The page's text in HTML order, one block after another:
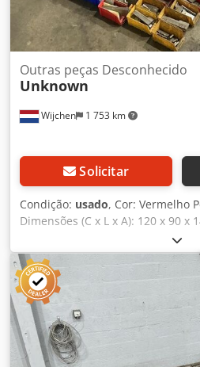
Wijchen 1 753 km
Outras peças Desconhecido
Unknown
Solicitar
Condição: usado, Cor: Vermelho
Dimensões (C x L x A): 120 x 90 x
especiais: - Descrição: várias
Documentação disponível: Não -
Dimensões para transporte:
mm (C x L x A) - Peso para
Embalagens para transporte
financeiras IVA: O preço
IVA/Regime de tributação
empresas Crjdpezrnwfofx Aftof